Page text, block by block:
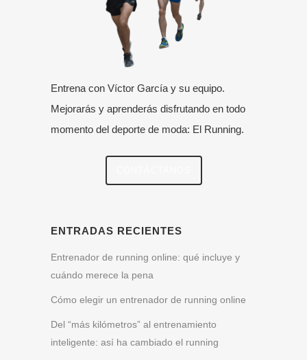
Entrena con Víctor García y su equipo.
Mejorarás y aprenderás disfrutando en todo
momento del deporte de moda: El Running.
ENTRADAS RECIENTES
Entrenador de running online: qué incluye y
cuándo merece la pena
Cómo elegir un entrenador de running online
Del “más kilómetros” al entrenamiento
inteligente: así ha cambiado el running